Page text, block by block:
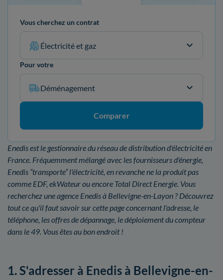
Vous cherchez un contrat
Électricité et gaz
Pour votre
Déménagement
Comparer
Enedis est le gestionnaire du réseau de distribution d'électricité en
France. Fréquemment mélangé avec les fournisseurs d'énergie,
Enedis “transporte” l'électricité, en revanche ne la produit pas
comme EDF, ekWateur ou encore Total Direct Energie. Vous
recherchez une agence Enedis à Bellevigne-en-Layon ? Découvrez
tout ce qu'il faut savoir sur cette page concernant l'adresse, le
téléphone, les offres de dépannage, le déploiement du compteur
dans le 49. Vous êtes au bon endroit !
1. S'adresser à Enedis à Bellevigne-en-